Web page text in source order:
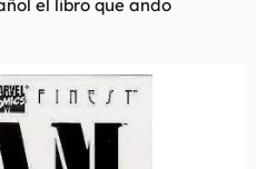
el libro que ando